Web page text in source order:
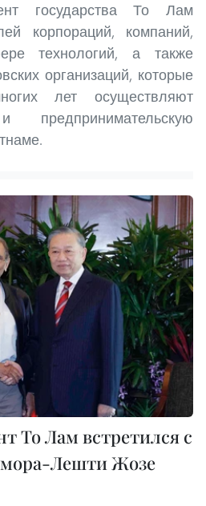
государства То Лам
корпораций, компаний,
технологий, а также
организаций, которые
лет осуществляют
предпринимательскую
То Лам встретился с
Лешти Жозе